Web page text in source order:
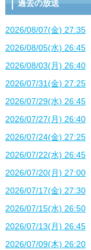
過去の放送
2026/08/07(金) 27:35
2026/08/05(水) 26:45
2026/08/03(月) 26:40
2026/07/31(金) 27:25
2026/07/29(水) 26:45
2026/07/27(月) 26:40
2026/07/24(金) 27:25
2026/07/22(水) 26:45
2026/07/20(月) 27:00
2026/07/17(金) 27:30
2026/07/15(水) 26:50
2026/07/13(月) 26:45
2026/07/09(木) 26:20